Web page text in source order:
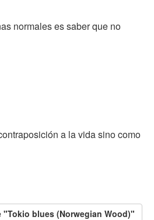
normales es saber que no
a la vida sino como
"Tokio blues (Norwegian Wood)"